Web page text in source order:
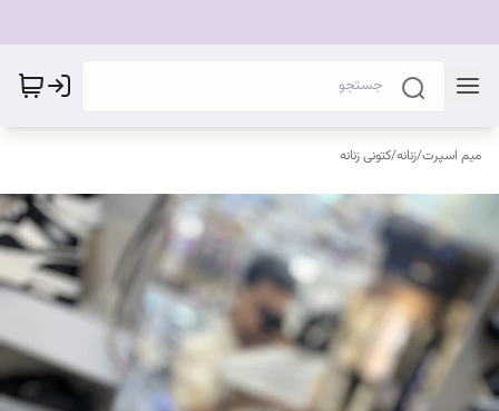
میم اسپرت/زنانه/کتونی زنانه